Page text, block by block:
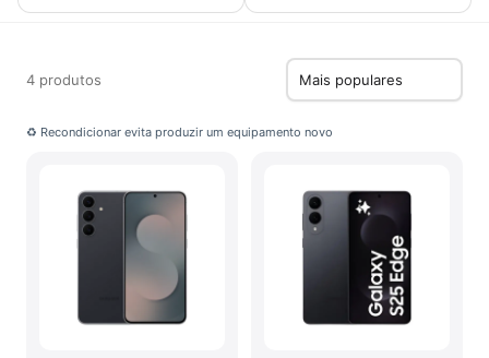
4 produtos
♻ Recondicionar evita produzir um equipamento novo